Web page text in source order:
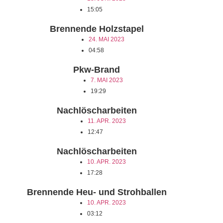
15:05
Brennende Holzstapel
24. MAI 2023
04:58
Pkw-Brand
7. MAI 2023
19:29
Nachlöscharbeiten
11. APR. 2023
12:47
Nachlöscharbeiten
10. APR. 2023
17:28
Brennende Heu- und Strohballen
10. APR. 2023
03:12